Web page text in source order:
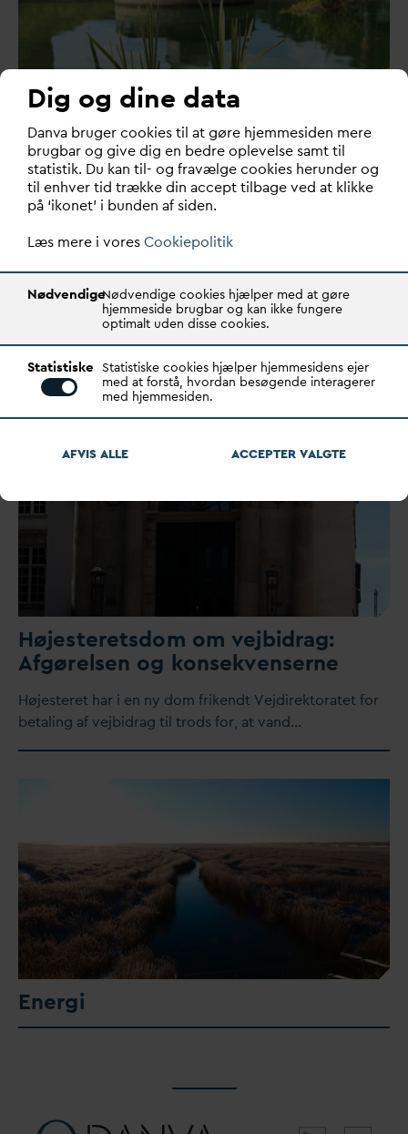
Skabelon for eftergivelse af statslig
vandafgift
Skabelon for eftergivelse af statslig
Tilslutningsbidrag i landzone og
skønnet bebyggelsesprocent
Højesteretsdom om vejbidrag:
Afgørelsen og konsekvenserne
Højesteret har i en ny dom frikendt Vejdirektoratet for
betaling af vejbidrag til trods for, at vand…
Energi
Dig og dine data
Danva bruger cookies til at gøre hjemmesiden mere
brugbar og give dig en bedre oplevelse samt til
statistik. Du kan til- og fravælge cookies herunder og
til enhver tid trække din accept tilbage ved at klikke
på ‘ikonet’ i bunden af siden.
Læs mere i voresCookiepolitik
NødvendigeNødvendige cookies hjælper med at gøre
hjemmeside brugbar og kan ikke fungere
optimalt uden disse cookies.
Statistiske Statistiske cookies hjælper hjemmesidens ejer
med at forstå, hvordan besøgende interagerer
med hjemmesiden.
AFVIS ALLE ACCEPTERVALGTE